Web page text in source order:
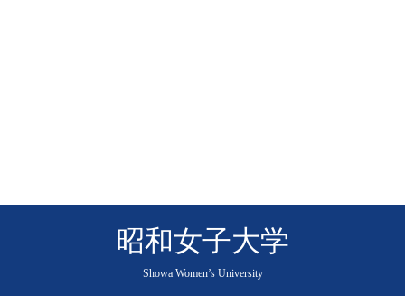
昭和女子大学
Showa Women’s University